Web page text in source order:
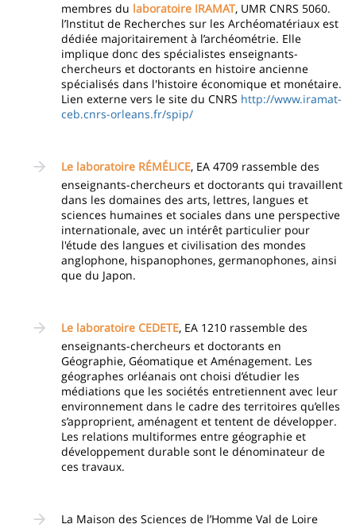
membres du laboratoire IRAMAT, UMR CNRS 5060.
l’Institut de Recherches sur les Archéomatériaux est
dédiée majoritairement à l’archéométrie. Elle
implique donc des spécialistes enseignants-
chercheurs et doctorants en histoire ancienne
spécialisés dans l'histoire économique et monétaire.
Lien externe vers le site du CNRS http://www.iramat-
ceb.cnrs-orleans.fr/spip/
Le laboratoire RÉMÉLICE, EA 4709 rassemble des
enseignants-chercheurs et doctorants qui travaillent
dans les domaines des arts, lettres, langues et
sciences humaines et sociales dans une perspective
internationale, avec un intérêt particulier pour
l'étude des langues et civilisation des mondes
anglophone, hispanophones, germanophones, ainsi
que du Japon.
Le laboratoire CEDETE, EA 1210 rassemble des
enseignants-chercheurs et doctorants en
Géographie, Géomatique et Aménagement. Les
géographes orléanais ont choisi d’étudier les
médiations que les sociétés entretiennent avec leur
environnement dans le cadre des territoires qu’elles
s’approprient, aménagent et tentent de développer.
Les relations multiformes entre géographie et
développement durable sont le dénominateur de
ces travaux.
La Maison des Sciences de l’Homme Val de Loire